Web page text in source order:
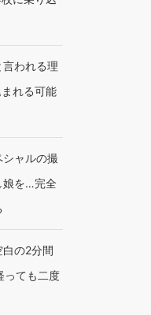
われる理
れる可能
シャルの撮
娘を…完全
白の2分間
ても二度